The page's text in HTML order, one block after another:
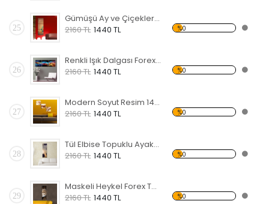
25
Gümüşü Ay ve Çiçekler Forex Tablo
2160 TL 1440 TL %0
26
Renkli Işık Dalgası Forex Tablo
2160 TL 1440 TL %0
27
Modern Soyut Resim 14 Forex Tablo
2160 TL 1440 TL %0
28
Tül Elbise Topuklu Ayakkabı Giyen Kadın Forex Tablo
2160 TL 1440 TL %0
29
Maskeli Heykel Forex Tablo
2160 TL 1440 TL %0